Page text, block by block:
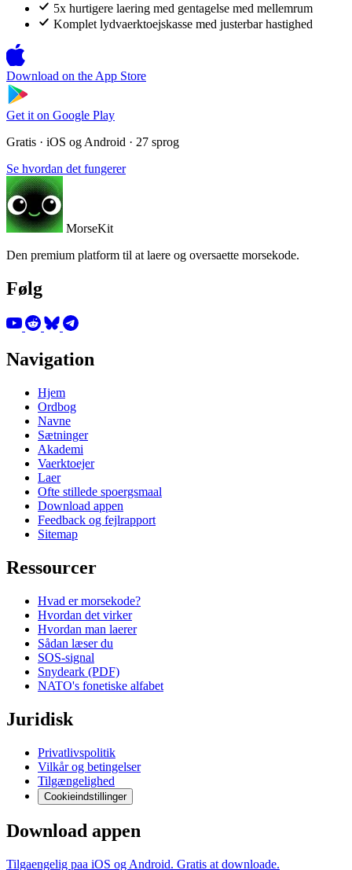
5x hurtigere laering med gentagelse med mellemrum
Komplet lydvaerktoejskasse med justerbar hastighed
Download on the App Store
Get it on Google Play
Gratis · iOS og Android · 27 sprog
Se hvordan det fungerer
MorseKit
Den premium platform til at laere og oversaette morsekode.
Følg
Navigation
Hjem
Ordbog
Navne
Sætninger
Akademi
Vaerktoejer
Laer
Ofte stillede spoergsmaal
Download appen
Feedback og fejlrapport
Sitemap
Ressourcer
Hvad er morsekode?
Hvordan det virker
Hvordan man laerer
Sådan læser du
SOS-signal
Snydeark (PDF)
NATO's fonetiske alfabet
Juridisk
Privatlivspolitik
Vilkår og betingelser
Tilgængelighed
Cookieindstillinger
Download appen
Tilgaengelig paa iOS og Android. Gratis at downloade.